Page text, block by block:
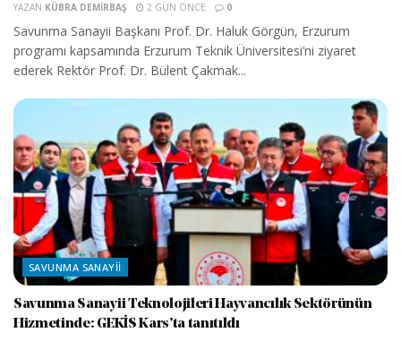
YAZAN KÜBRA DEMIRBAŞ 2 GÜN ÖNCE 0
Savunma Sanayii Başkanı Prof. Dr. Haluk Görgün, Erzurum
programı kapsamında Erzurum Teknik Üniversitesi’ni ziyaret
ederek Rektör Prof. Dr. Bülent Çakmak...
SAVUNMA SANAYII
Savunma Sanayii Teknolojileri Hayvancılık Sektörünün
Hizmetinde: GEKİS Kars’ta tanıtıldı